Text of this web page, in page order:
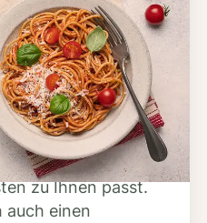
Mahlzeiten-
Ihrer Region gibt
zu Ihnen passt.
auch einen